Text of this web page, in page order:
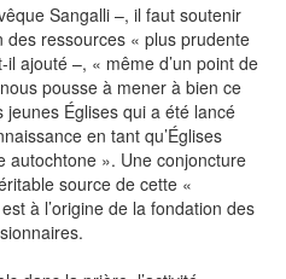
Sangalli –, il faut soutenir
ressources « plus prudente
ajouté –, « même d’un point de
pousse à mener à bien ce
jeunes Églises qui a été lancé
en tant qu’Églises
autochtone ». Une conjoncture
source de cette «
à l’origine de la fondation des